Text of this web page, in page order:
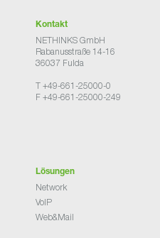
Kontakt
NETHINKS GmbH
Rabanusstraße 14-16
36037 Fulda
T +49-661-25000-0
F +49-661-25000-249
Lösungen
Network
VoIP
Web&Mail